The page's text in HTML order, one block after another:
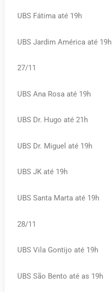
UBS Fátima até 19h
UBS Jardim América até 19h
27/11
UBS Ana Rosa até 19h
UBS Dr. Hugo até 21h
UBS Dr. Miguel até 19h
UBS JK até 19h
UBS Santa Marta até 19h
28/11
UBS Vila Gontijo até 19h
UBS São Bento até as 19h